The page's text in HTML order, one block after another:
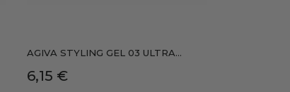
AGIVA STYLING GEL 03 ULTRA...
Precio
6,15 €